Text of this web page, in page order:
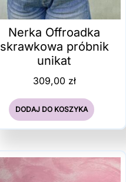
Nerka Offroadka
skrawkowa próbnik
unikat
309,00 zł
DODAJ DO KOSZYKA